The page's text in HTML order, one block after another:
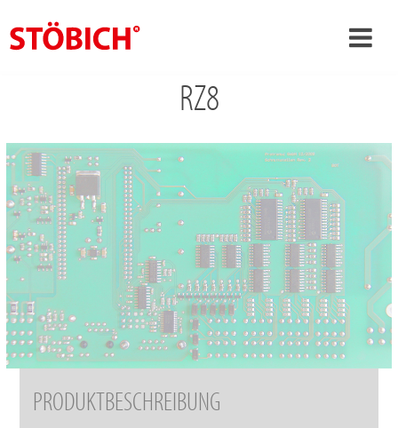
›
Lösungen
Referenzen
Themenwelten
News
Jobs
Kontakt
RZ8
PRODUKTBESCHREIBUNG